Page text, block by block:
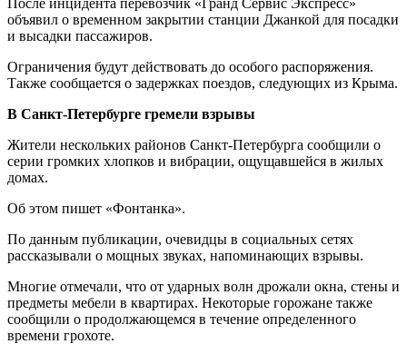
объявил о временном закрытии станции Джанкой для посадки
и высадки пассажиров.
Ограничения будут действовать до особого распоряжения.
Также сообщается о задержках поездов, следующих из Крыма.
В Санкт-Петербурге гремели взрывы
Жители нескольких районов Санкт-Петербурга сообщили о
серии громких хлопков и вибрации, ощущавшейся в жилых
домах.
Об этом пишет «Фонтанка».
По данным публикации, очевидцы в социальных сетях
рассказывали о мощных звуках, напоминающих взрывы.
Многие отмечали, что от ударных волн дрожали окна, стены и
предметы мебели в квартирах. Некоторые горожане также
сообщили о продолжающемся в течение определенного
времени грохоте.